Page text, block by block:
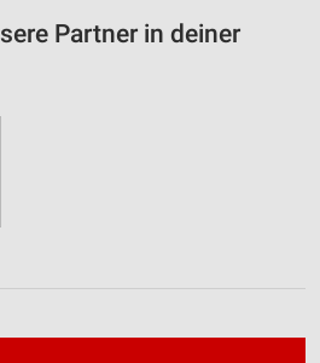
Partner in deiner